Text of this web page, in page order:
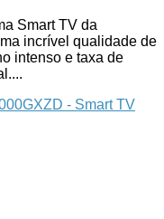
Smart TV da
incrível qualidade de
intenso e taxa de